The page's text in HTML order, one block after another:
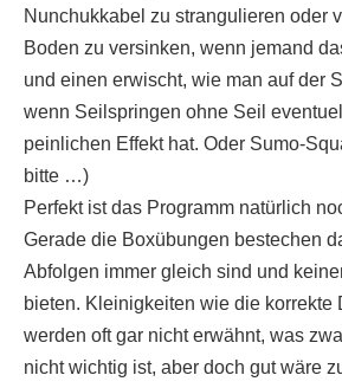
Nunchukkabel zu strangulieren oder
Boden zu versinken, wenn jemand
und einen erwischt, wie man auf der
wenn Seilspringen ohne Seil
peinlichen Effekt hat. Oder Sumo-
bitte …)
Perfekt ist das Programm natürlich
Gerade die Boxübungen bestechen
Abfolgen immer gleich sind und
bieten. Kleinigkeiten wie die korrekte
werden oft gar nicht erwähnt, was
nicht wichtig ist, aber doch gut wäre